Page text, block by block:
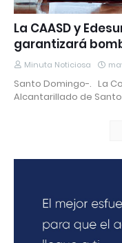
La CAASD y
garantizará
Minuta Noticiosa
Santo Domingo-. La
Alcantarillado de